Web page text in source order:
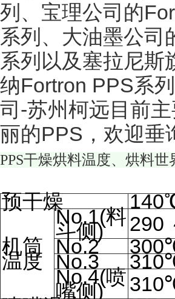
列、宝理公司的
系列、大油墨公司
系列以及塞拉尼斯
纳Fortron PPS系
司-苏州柯远目前
丽的PPS，欢迎垂
PPS干燥烘料温度、烘料世
预干燥
机筒
温度
No.1(料
斗侧)
290
No.2
No.3
No.4(喷
嘴侧)